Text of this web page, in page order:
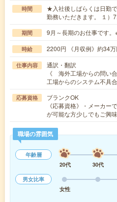
時間
★入社後しばらくは日勤
勤務いただきます。 １
期間 9月～長期のお仕事です。
時給 2200円 《月収例》約34
仕事内容
通訳・翻訳
《 海外工場からの問い
工場からのシステム不具
応募資格
ブランクOK
《応募資格》・メーカー
が可能な方少しでもご興
職場の雰囲気
年齢層
20代
30代
男女比率
女性